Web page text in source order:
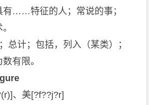
有……特征的人；常说的事；
计；包括，列入（某类）；
有限。
、美[?f??j?r]